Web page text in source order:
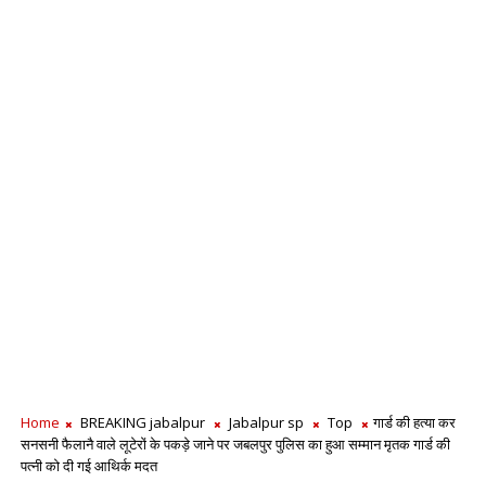
Home BREAKING jabalpur Jabalpur sp Top
गार्ड की हत्या कर
सनसनी फैलानै वाले लूटेरों के पकड़े जाने पर जबलपुर पुलिस का हुआ सम्मान मृतक गार्ड की
पत्नी को दी गई आथिर्क मदत